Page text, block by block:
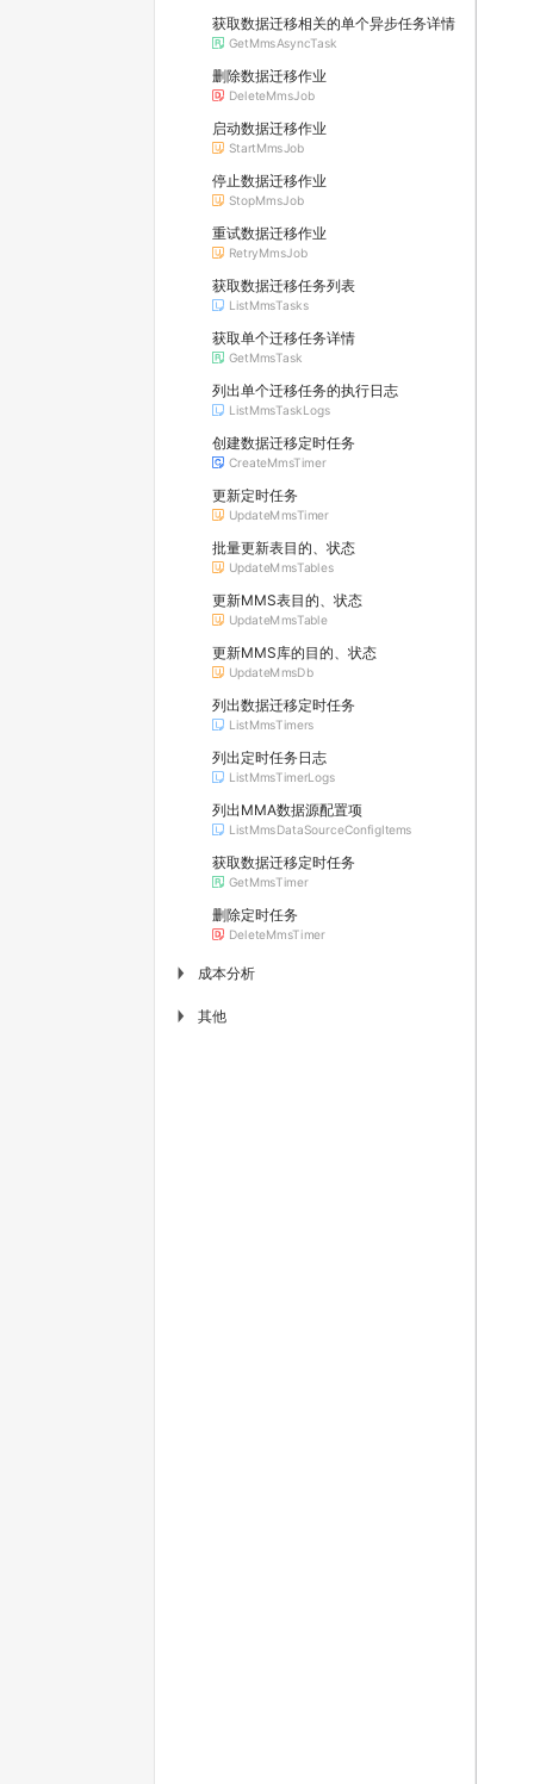
获取数据迁移相关的单个异步任务详情
GetMmsAsyncTask
删除数据迁移作业
DeleteMmsJob
启动数据迁移作业
StartMmsJob
停止数据迁移作业
StopMmsJob
重试数据迁移作业
RetryMmsJob
获取数据迁移任务列表
ListMmsTasks
获取单个迁移任务详情
GetMmsTask
列出单个迁移任务的执行日志
ListMmsTaskLogs
创建数据迁移定时任务
CreateMmsTimer
更新定时任务
UpdateMmsTimer
批量更新表目的、状态
UpdateMmsTables
更新MMS表目的、状态
UpdateMmsTable
更新MMS库的目的、状态
UpdateMmsDb
列出数据迁移定时任务
ListMmsTimers
列出定时任务日志
ListMmsTimerLogs
列出MMA数据源配置项
ListMmsDataSourceConfigItems
获取数据迁移定时任务
GetMmsTimer
删除定时任务
DeleteMmsTimer
▶ 成本分析
▶ 其他